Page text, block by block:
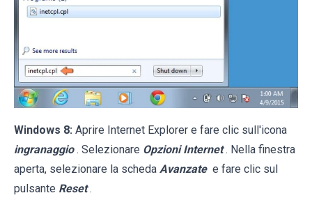
Windows 8: Aprire Internet Explorer e fare clic sull'icona
ingranaggio . Selezionare Opzioni Internet . Nella finestra
aperta, selezionare la scheda Avanzate e fare clic sul
pulsante Reset .